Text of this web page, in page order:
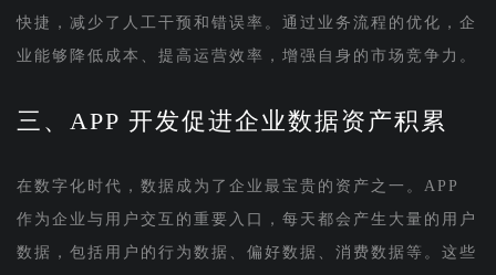
快捷，减少了人工干预和错误率。通过业务流程的优化，企
业能够降低成本、提高运营效率，增强自身的市场竞争力。
三、APP 开发促进企业数据资产积累
在数字化时代，数据成为了企业最宝贵的资产之一。APP
作为企业与用户交互的重要入口，每天都会产生大量的用户
数据，包括用户的行为数据、偏好数据、消费数据等。这些